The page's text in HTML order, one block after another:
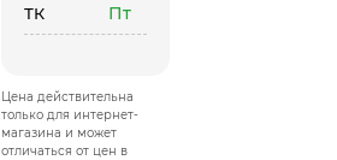
ТК
Пт
Цена действительна
только для интернет-
магазина и может
отличаться от цен в